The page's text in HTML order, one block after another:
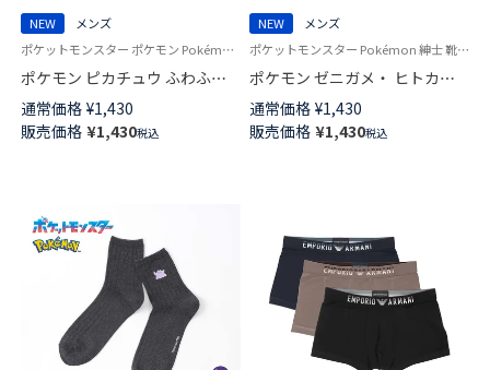
NEW
メンズ
ポケットモンスター ポケモン Pokémon 紳士 靴下 男性
ポケモン ピカチュウ ふわふわ
フェイス クルー丈 カジュアル
ソックス メンズ 日本製
02432112
通常価格 ¥1,430
販売価格 ¥1,430税込
NEW
メンズ
ポケットモンスター Pokémon 紳士 靴下 男性
ポケモン ゼニガメ・ ヒトカ
ゲ・ フシギダネ プリント クル
ー丈 カジュアル ソックス メン
ズ 02432110
通常価格 ¥1,430
販売価格 ¥1,430税込